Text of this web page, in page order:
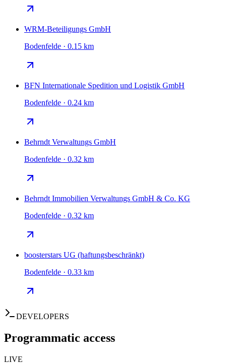
WRM-Beteiligungs GmbH
Bodenfelde · 0.15 km
BFN Internationale Spedition und Logistik GmbH
Bodenfelde · 0.24 km
Behrndt Verwaltungs GmbH
Bodenfelde · 0.32 km
Behrndt Immobilien Verwaltungs GmbH & Co. KG
Bodenfelde · 0.32 km
boosterstars UG (haftungsbeschränkt)
Bodenfelde · 0.33 km
DEVELOPERS
Programmatic access
LIVE